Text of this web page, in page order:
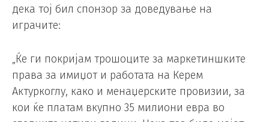
дека тој бил спонзор за доведување на
играчите:
„Ќе ги покријам трошоците за маркетиншките
права за имиџот и работата на Керем
Актуркоглу, како и менаџерските провизии, за
кои ќе платам вкупно 35 милиони евра во